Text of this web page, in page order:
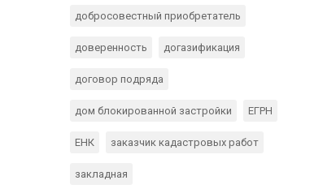
добросовестный приобретатель
доверенность догазификация
договор подряда
дом блокированной застройки ЕГРН
ЕНК заказчик кадастровых работ
закладная